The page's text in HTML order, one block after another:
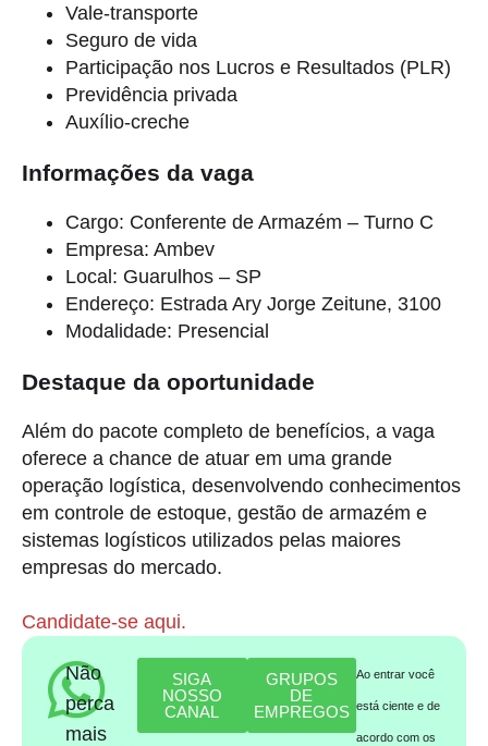
Vale-transporte
Seguro de vida
Participação nos Lucros e Resultados (PLR)
Previdência privada
Auxílio-creche
Informações da vaga
Cargo: Conferente de Armazém – Turno C
Empresa: Ambev
Local: Guarulhos – SP
Endereço: Estrada Ary Jorge Zeitune, 3100
Modalidade: Presencial
Destaque da oportunidade
Além do pacote completo de benefícios, a vaga
oferece a chance de atuar em uma grande
operação logística, desenvolvendo conhecimentos
em controle de estoque, gestão de armazém e
sistemas logísticos utilizados pelas maiores
empresas do mercado.
Candidate-se aqui.
Não
perca
mais
SIGA
NOSSO
CANAL
GRUPOS
DE
EMPREGOS
Ao entrar você
está ciente e de
acordo com os